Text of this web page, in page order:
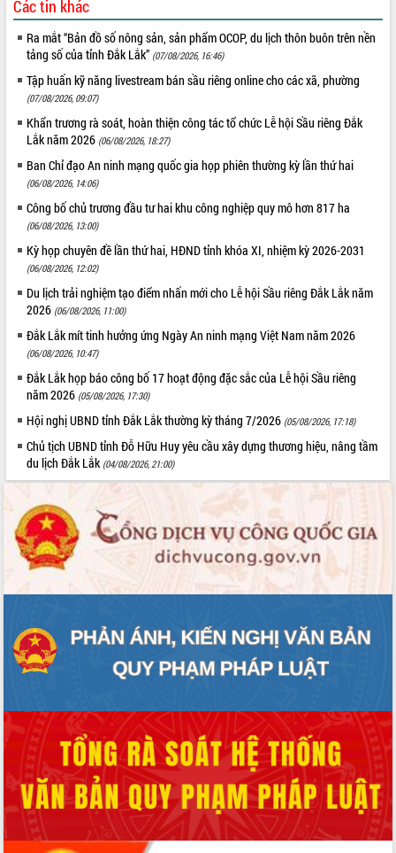
Các tin khác
Ra mắt “Bản đồ số nông sản, sản phẩm OCOP, du lịch thôn buôn trên nền
tảng số của tỉnh Đắk Lắk” (07/08/2026, 16:46)
Tập huấn kỹ năng livestream bán sầu riêng online cho các xã, phường
(07/08/2026, 09:07)
Khẩn trương rà soát, hoàn thiện công tác tổ chức Lễ hội Sầu riêng Đắk
Lắk năm 2026 (06/08/2026, 18:27)
Ban Chỉ đạo An ninh mạng quốc gia họp phiên thường kỳ lần thứ hai
(06/08/2026, 14:06)
Công bố chủ trương đầu tư hai khu công nghiệp quy mô hơn 817 ha
(06/08/2026, 13:00)
Kỳ họp chuyên đề lần thứ hai, HĐND tỉnh khóa XI, nhiệm kỳ 2026-2031
(06/08/2026, 12:02)
Du lịch trải nghiệm tạo điểm nhấn mới cho Lễ hội Sầu riêng Đắk Lắk năm
2026 (06/08/2026, 11:00)
Đắk Lắk mít tinh hưởng ứng Ngày An ninh mạng Việt Nam năm 2026
(06/08/2026, 10:47)
Đắk Lắk họp báo công bố 17 hoạt động đặc sắc của Lễ hội Sầu riêng
năm 2026 (05/08/2026, 17:30)
Hội nghị UBND tỉnh Đắk Lắk thường kỳ tháng 7/2026 (05/08/2026, 17:18)
Chủ tịch UBND tỉnh Đỗ Hữu Huy yêu cầu xây dựng thương hiệu, nâng tầm
du lịch Đắk Lắk (04/08/2026, 21:00)